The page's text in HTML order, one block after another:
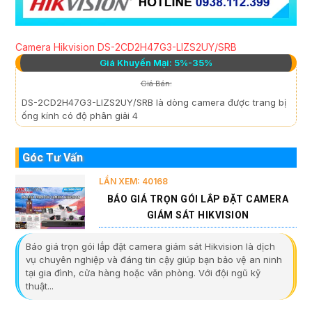
Camera Hikvision DS-2CD2H47G3-LIZS2UY/SRB
Giá Khuyến Mại: 5%-35%
Giá Bán:
DS-2CD2H47G3-LIZS2UY/SRB là dòng camera được trang bị
ống kính có độ phân giải 4
Góc Tư Vấn
LẦN XEM: 40168
BÁO GIÁ TRỌN GÓI LẮP ĐẶT CAMERA
GIÁM SÁT HIKVISION
Báo giá trọn gói lắp đặt camera giám sát Hikvision là dịch
vụ chuyên nghiệp và đáng tin cậy giúp bạn bảo vệ an ninh
tại gia đình, cửa hàng hoặc văn phòng. Với đội ngũ kỹ
thuật...